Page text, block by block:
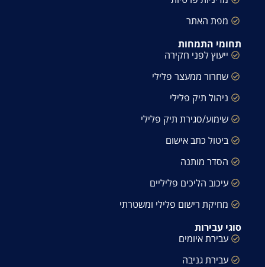
מפת האתר
תחומי התמחות
ייעוץ לפני חקירה
שחרור ממעצר פלילי
ניהול תיק פלילי
שימוע/סגירת תיק פלילי
ביטול כתב אישום
הסדר מותנה
עיכוב הליכים פליליים
מחיקת רישום פלילי ומשטרתי
סוגי עבירות
עבירת איומים
עבירת גניבה